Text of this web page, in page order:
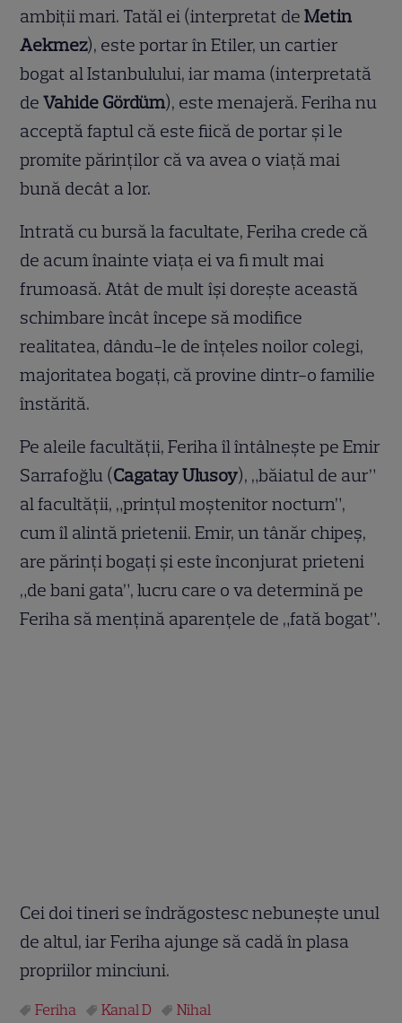
ambiții mari. Tatăl ei (interpretat deMetin
Aekmez), este portar în Etiler, un cartier
bogat al Istanbulului, iar mama (interpretată
deVahide Gördüm), este menajeră. Feriha nu
acceptă faptul că este fiică de portar și le
promite părinților că va avea o viață mai
bună decât a lor.
Intrată cu bursă la facultate, Feriha crede că
de acum înainte viața ei va fi mult mai
frumoasă. Atât de mult își dorește această
schimbare încât începe să modifice
realitatea, dându-le de înțeles noilor colegi,
majoritatea bogați, că provine dintr-o familie
înstărită.
Pe aleile facultății, Feriha îl întâlnește pe Emir
Sarrafoğlu (Cagatay Ulusoy), „băiatul de aur”
al facultății, „prinţul moștenitor nocturn”,
cum îl alintă prietenii. Emir, un tânăr chipeș,
are părinți bogați și este înconjurat prieteni
„de bani gata”, lucru care o va determină pe
Feriha să mențină aparențele de „fată bogat”.
Cei doi tineri se îndrăgostesc nebunește unul
de altul, iar Feriha ajunge să cadă în plasa
propriilor minciuni.
Feriha Kanal D Nihal